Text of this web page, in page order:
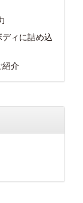
ィに詰め込
紹介